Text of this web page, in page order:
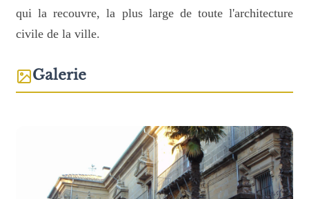
qui la recouvre, la plus large de toute l'architecture
civile de la ville.
Galerie